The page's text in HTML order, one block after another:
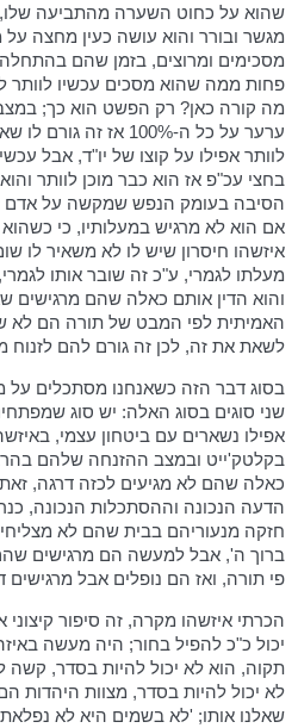
שהוא על כחוט השערה מהתביעה שלו,
מגשר ובורר והוא עושה כעין מחצה
מסכימים ומרוצים, בזמן שהם
פחות ממה שהוא מסכים עכשיו
מה קורה כאן? רק הפשט הוא כך;
ערער על כל ה-100% אז
לוותר אפילו על קוצו של יו"ד, אבל
בחצי עכ"פ אז הוא כבר מוכן לוותר
הסיבה בעומק הנפש שמקשה על אדם
אם הוא לא מרגיש במעלותיו, כי
איזשהו חיסרון שיש לו לא משאיר לו
מעלתו לגמרי, ע"כ זה שובר אותו
והוא הדין אותם כאלה שהם מרגישים
האמיתית לפי המבט של תורה הם לא
לשאת את זה, לכן זה גורם להם לזנוח
בסוג דבר הזה כשאנחנו מסתכלים על
שני סוגים בסוג האלה: יש סוג
אפילו נשארים עם ביטחון עצמי,
בקלטק'ייט ובמצב ההזנחה שלהם
כאלה שהם לא מגיעים לכזה דרגה,
הדעה הנכונה וההסתכלות הנכונה,
חזקה מנעוריהם בבית שהם לא
ברוך ה', אבל למעשה הם מרגישים
פי תורה, ואז הם נופלים אבל מרגישים
הכרתי איזשהו מקרה, זה סיפור
יכול כ"כ להפיל בחור; היה מעשה
תקוה, הוא לא יכול להיות בסדר, קשה
לא יכול להיות בסדר, מצוות
שאלנו אותו; 'לא בשמים היא לא